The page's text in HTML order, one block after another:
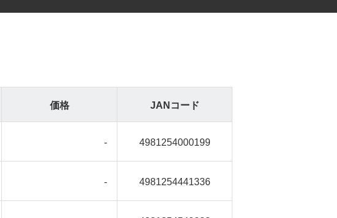
価格 JANコード
- 4981254000199
- 4981254441336